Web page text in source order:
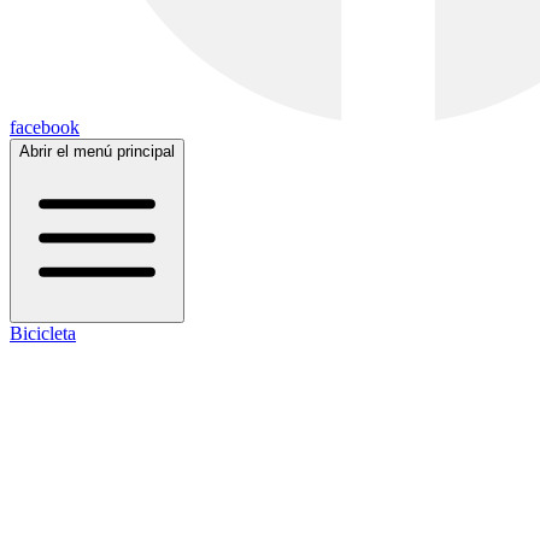
facebook
Abrir el menú principal
Bicicleta